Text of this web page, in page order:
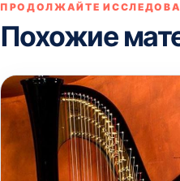
ПРОДОЛЖАЙТЕ
Похожие